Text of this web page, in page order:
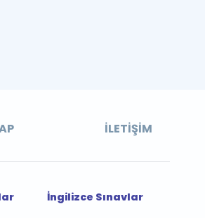
İLETIŞIM
İngilizce Sınavlar